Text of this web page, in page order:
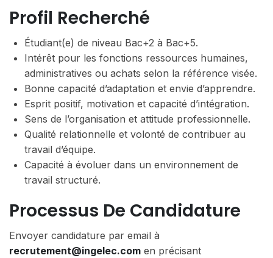
Profil Recherché
Étudiant(e) de niveau Bac+2 à Bac+5.
Intérêt pour les fonctions ressources humaines,
administratives ou achats selon la référence visée.
Bonne capacité d’adaptation et envie d’apprendre.
Esprit positif, motivation et capacité d’intégration.
Sens de l’organisation et attitude professionnelle.
Qualité relationnelle et volonté de contribuer au
travail d’équipe.
Capacité à évoluer dans un environnement de
travail structuré.
Processus De Candidature
Envoyer candidature par email à
recrutement@ingelec.com en précisant